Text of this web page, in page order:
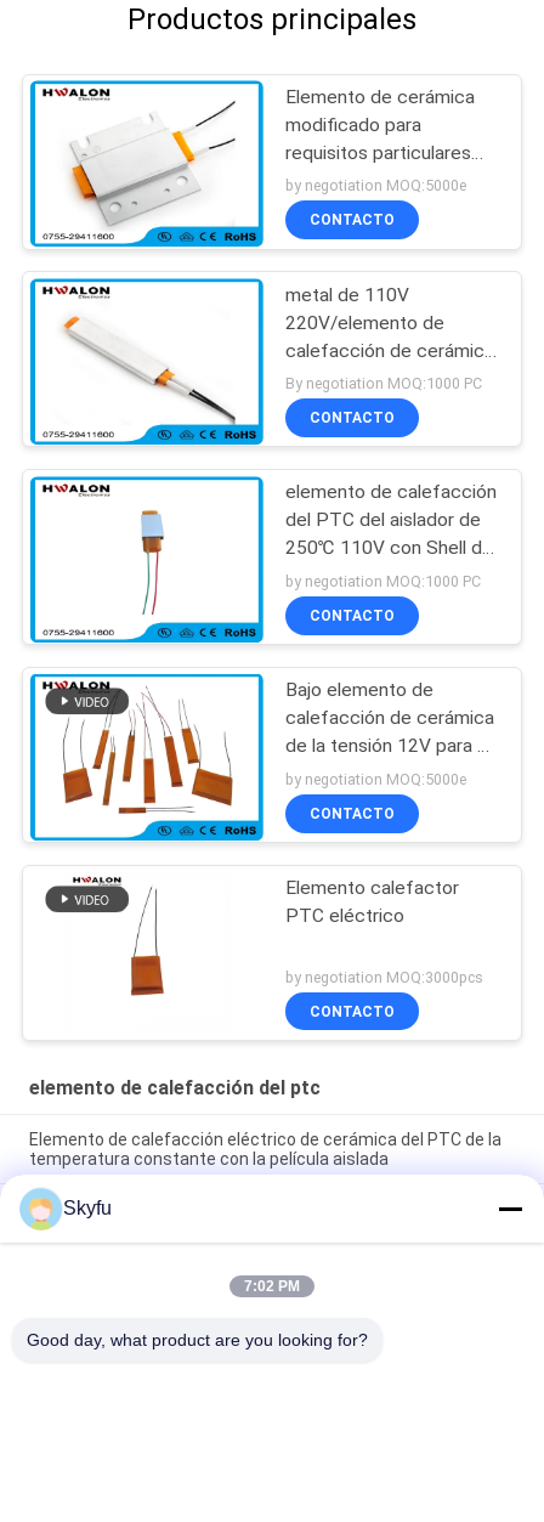
Productos principales
Elemento de cerámica
modificado para
requisitos particulares
del calentador para el
secador de la mano con
el entramado de acero
by negotiation MOQ:5000e
CONTACTO
metal de 110V
220V/elemento de
calefacción de cerámica
del PTC para los
aparatos
electrodomésticos
By negotiation MOQ:1000 PC
CONTACTO
elemento de calefacción
del PTC del aislador de
250℃ 110V con Shell de
aluminio
by negotiation MOQ:1000 PC
CONTACTO
Bajo elemento de
calefacción de cerámica
de la tensión 12V para el
secador de pelo y las
enderezadoras del pelo
by negotiation MOQ:5000e
CONTACTO
Elemento calefactor
PTC eléctrico
by negotiation MOQ:3000pcs
CONTACTO
elemento de calefacción del ptc
Elemento de calefacción eléctrico de cerámica del PTC de la
temperatura constante con la película aislada
Encere el elemento de calefacción del PTC 1 - elemento de
calefacción de cerámica 5000ohms con la película del
aislamiento
Elemento eléctrico del calentador del Ptc de la alta
Skyfu
7:02 PM
Good day, what product are you looking for?